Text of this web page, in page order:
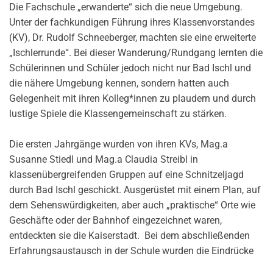
Die Fachschule „erwanderte“ sich die neue Umgebung.
Unter der fachkundigen Führung ihres Klassenvorstandes
(KV), Dr. Rudolf Schneeberger, machten sie eine erweiterte
„Ischlerrunde“. Bei dieser Wanderung/Rundgang lernten die
Schülerinnen und Schüler jedoch nicht nur Bad Ischl und
die nähere Umgebung kennen, sondern hatten auch
Gelegenheit mit ihren Kolleg*innen zu plaudern und durch
lustige Spiele die Klassengemeinschaft zu stärken.
Die ersten Jahrgänge wurden von ihren KVs, Mag.a
Susanne Stiedl und Mag.a Claudia Streibl in
klassenübergreifenden Gruppen auf eine Schnitzeljagd
durch Bad Ischl geschickt. Ausgerüstet mit einem Plan, auf
dem Sehenswürdigkeiten, aber auch „praktische“ Orte wie
Geschäfte oder der Bahnhof eingezeichnet waren,
entdeckten sie die Kaiserstadt. Bei dem abschließenden
Erfahrungsaustausch in der Schule wurden die Eindrücke